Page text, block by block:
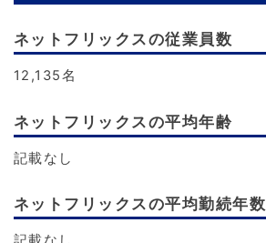
ネットフリックスの従業員数
12,135名
ネットフリックスの平均年齢
記載なし
ネットフリックスの平均勤続年数